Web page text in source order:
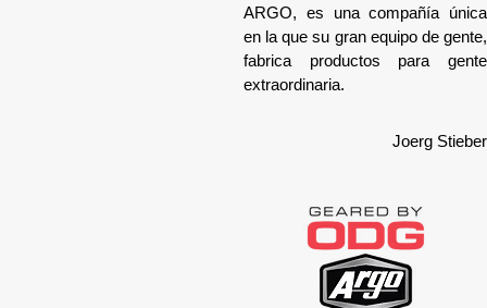
ARGO, es una compañía única
en la que su gran equipo de gente,
fabrica productos para gente
extraordinaria.
Joerg Stieber